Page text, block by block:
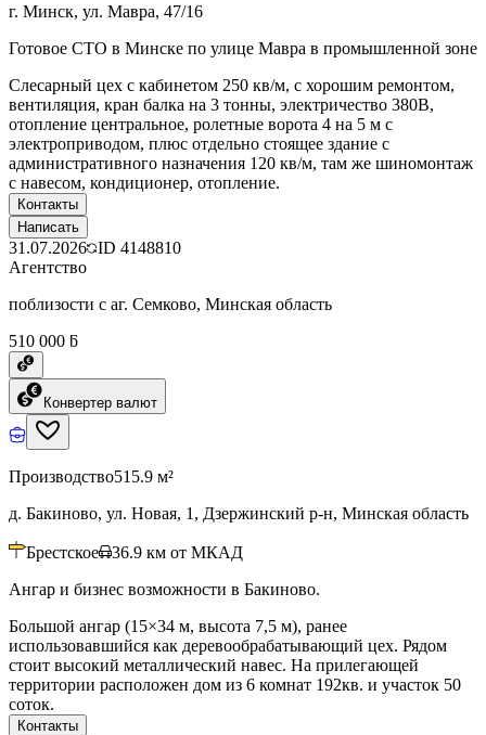
г. Минск, ул. Мавра, 47/16
Готовое СТО в Минске по улице Мавра в промышленной зоне
Слесарный цех с кабинетом 250 кв/м, с хорошим ремонтом,
вентиляция, кран балка на 3 тонны, электричество 380В,
отопление центральное, ролетные ворота 4 на 5 м с
электроприводом, плюс отдельно стоящее здание с
административного назначения 120 кв/м, там же шиномонтаж
с навесом, кондиционер, отопление.
Контакты
Написать
31.07.2026 ID 4148810
Агентство
поблизости с аг. Семково, Минская область
510 000 ƃ
Конвертер валют
Производство515.9 м²
д. Бакиново, ул. Новая, 1, Дзержинский р-н, Минская область
Брестское 36.9 км от МКАД
Ангар и бизнес возможности в Бакиново.
Большой ангар (15×34 м, высота 7,5 м), ранее
использовавшийся как деревообрабатывающий цех. Рядом
стоит высокий металлический навес. На прилегающей
территории расположен дом из 6 комнат 192кв. и участок 50
соток.
Контакты